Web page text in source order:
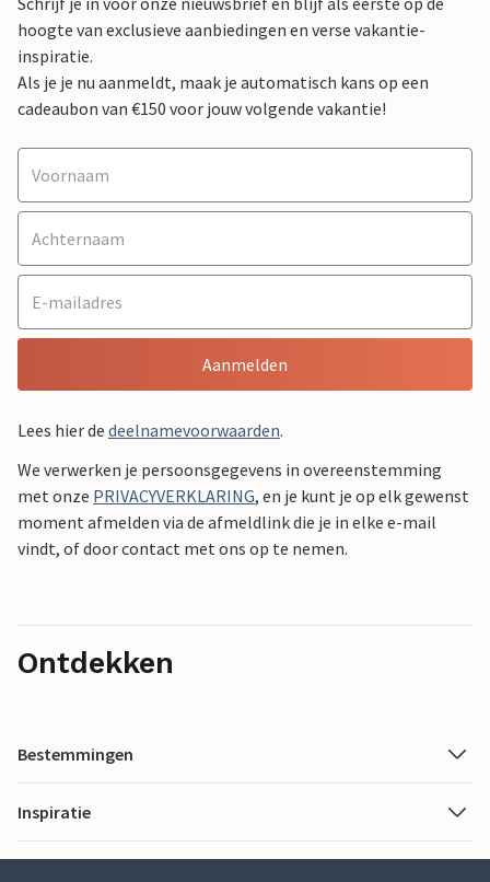
hoogte van exclusieve aanbiedingen en verse vakantie-
inspiratie.
Als je je nu aanmeldt, maak je automatisch kans op een
cadeaubon van €150 voor jouw volgende vakantie!
Aanmelden
Lees hier de deelnamevoorwaarden.
We verwerken je persoonsgegevens in overeenstemming
met onze PRIVACYVERKLARING, en je kunt je op elk gewenst
moment afmelden via de afmeldlink die je in elke e-mail
vindt, of door contact met ons op te nemen.
Ontdekken
Bestemmingen
Inspiratie